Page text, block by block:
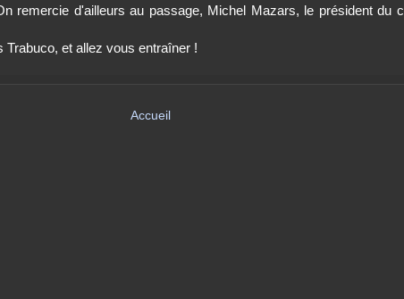
remercie d'ailleurs au passage, Michel Mazars, le président du
et allez vous entraîner !
Accueil